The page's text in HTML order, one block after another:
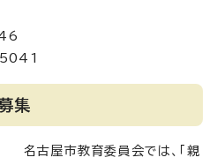
集
名古屋市教育委員会では、「親